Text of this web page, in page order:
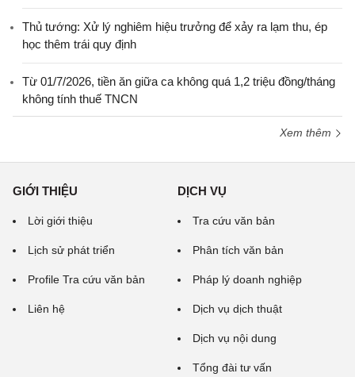
Thủ tướng: Xử lý nghiêm hiệu trưởng để xảy ra lạm thu, ép
học thêm trái quy định
Từ 01/7/2026, tiền ăn giữa ca không quá 1,2 triệu đồng/tháng
không tính thuế TNCN
Xem thêm
GIỚI THIỆU
Lời giới thiệu
Lịch sử phát triển
Profile Tra cứu văn bản
Liên hệ
DỊCH VỤ
Tra cứu văn bản
Phân tích văn bản
Pháp lý doanh nghiệp
Dịch vụ dịch thuật
Dịch vụ nội dung
Tổng đài tư vấn